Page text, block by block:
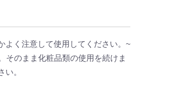
よく注意して使用してください。~
そのまま化粧品類の使用を続けま
。